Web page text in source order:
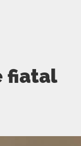
fiatal